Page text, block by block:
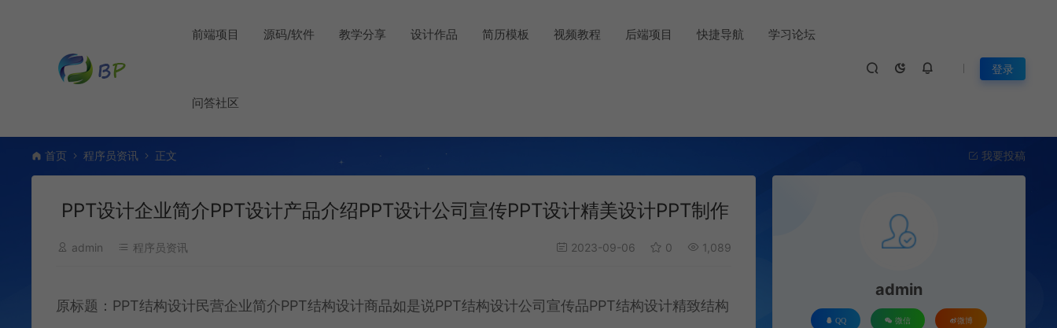
前端项目 源码/软件 教学分享 设计作品 简历模板 视频教程 后端项目 快捷导航 学习论坛
问答社区
登录
首页 程序员资讯 正文 我要投稿
PPT设计企业简介PPT设计产品介绍PPT设计公司宣传PPT设计精美设计PPT制作
admin 程序员资讯 2023-09-06 0 1,089
原标题：PPT结构设计民营企业简介PPT结构设计商品如是说PPT结构设计公司宣传品PPT结构设计精致结构
admin
QQ 微信 微博